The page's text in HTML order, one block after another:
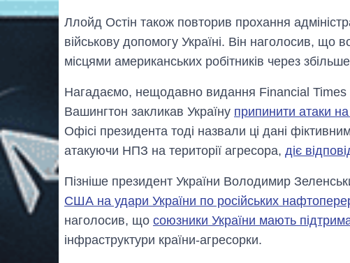
Ллойд Остін також повторив прохання
військову допомогу Україні. Він наголосив, що
місцями американських робітників через
Нагадаємо, нещодавно видання Financial Times
Вашингтон закликав Україну припинити атаки на
Офісі президента тоді назвали ці дані
атакуючи НПЗ на території агресора, діє
Пізніше президент України Володимир
США на удари України по російських
наголосив, що союзники України мають
інфраструктури країни-агресорки.